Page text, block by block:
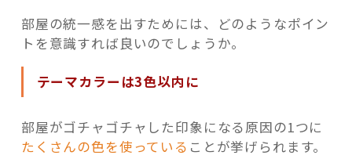
部屋の統一感を出すためには、どのようなポイン
トを意識すれば良いのでしょうか。
テーマカラーは3色以内に
部屋がゴチャゴチャした印象になる原因の1つに
たくさんの色を使っている ことが挙げられます。